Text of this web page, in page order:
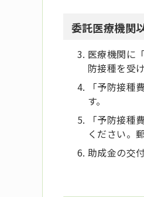
委託医療機関
医療機関に
防接種を受け
「予防接
す。
「予防接
ください。
助成金の交